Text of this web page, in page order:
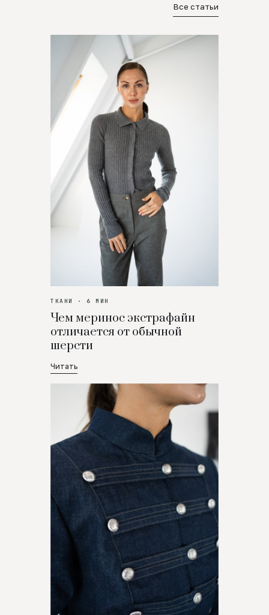
Все статьи
ТКАНИ · 6 МИН
Чем меринос экстрафайн
отличается от обычной
шерсти
Читать